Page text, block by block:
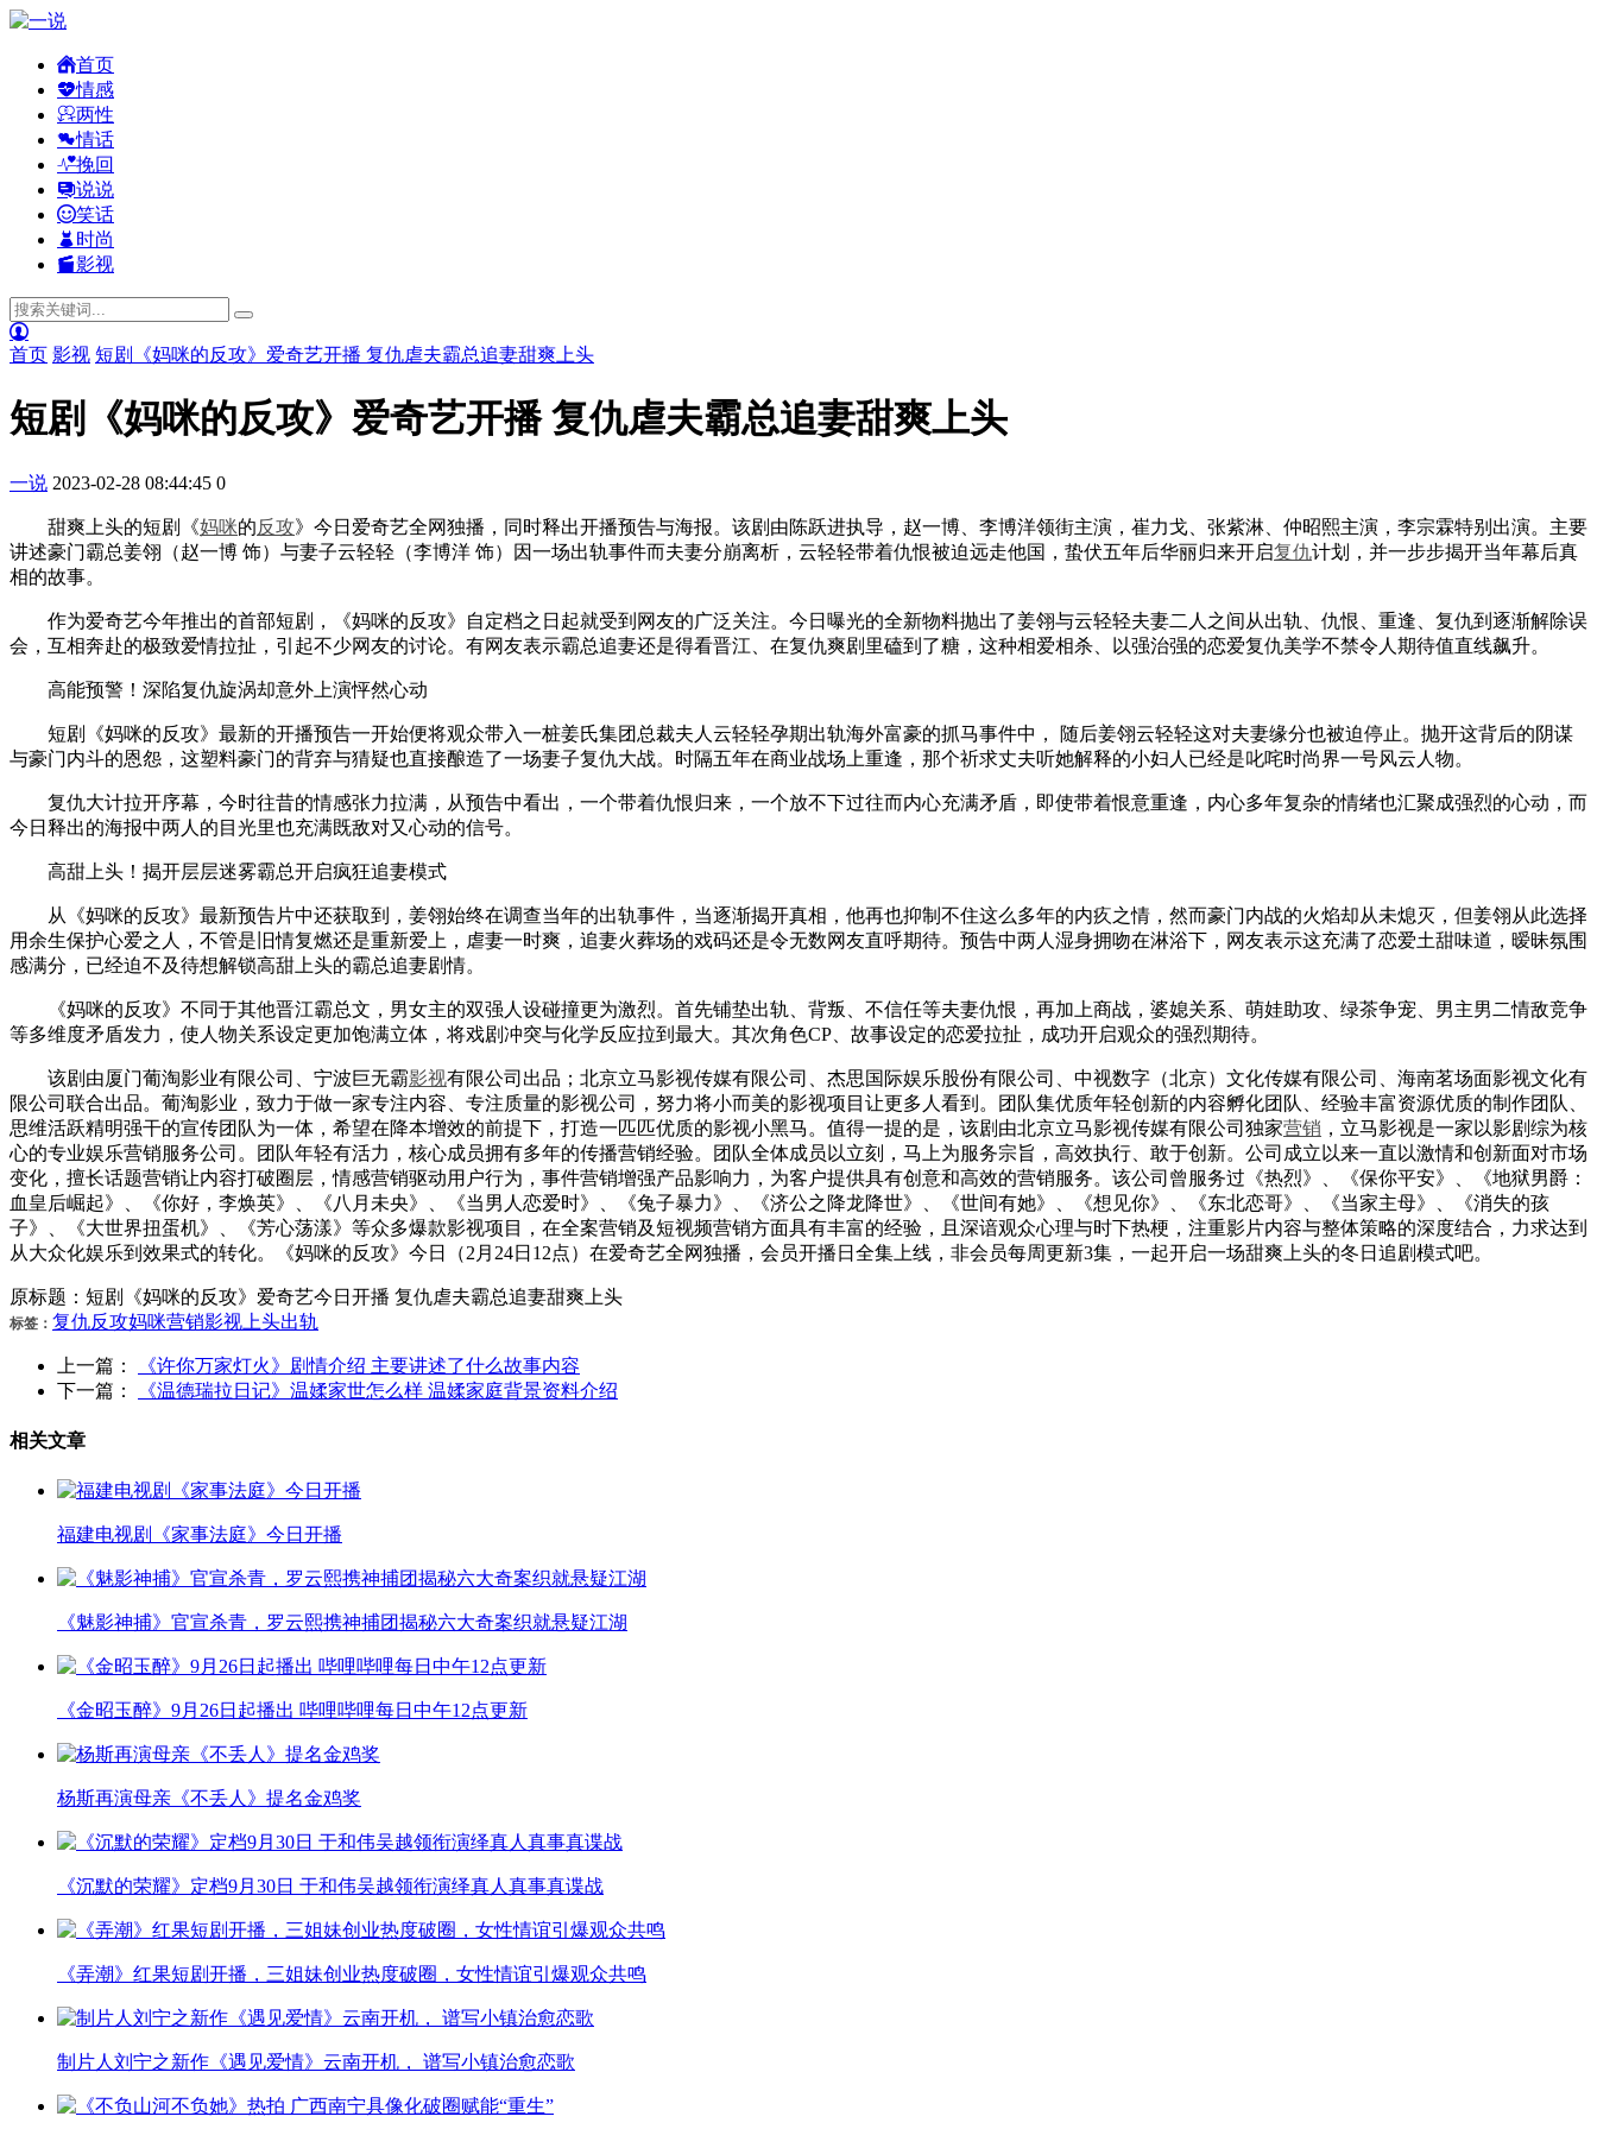
首页
情感
两性
情话
挽回
说说
笑话
时尚
影视
首页 影视 短剧《妈咪的反攻》爱奇艺开播 复仇虐夫霸总追妻甜爽上头
短剧《妈咪的反攻》爱奇艺开播 复仇虐夫霸总追妻甜爽上头
一说 2023-02-28 08:44:45 0
甜爽上头的短剧《妈咪的反攻》今日爱奇艺全网独播，同时释出开播预告与海报。该剧由陈跃进执导，赵一博、李博洋领街主演，崔力戈、张紫淋、仲昭熙主演，李宗霖特别出演。主要
讲述豪门霸总姜翎（赵一博 饰）与妻子云轻轻（李博洋 饰）因一场出轨事件而夫妻分崩离析，云轻轻带着仇恨被迫远走他国，蛰伏五年后华丽归来开启复仇计划，并一步步揭开当年幕后真
相的故事。
作为爱奇艺今年推出的首部短剧，《妈咪的反攻》自定档之日起就受到网友的广泛关注。今日曝光的全新物料抛出了姜翎与云轻轻夫妻二人之间从出轨、仇恨、重逢、复仇到逐渐解除误
会，互相奔赴的极致爱情拉扯，引起不少网友的讨论。有网友表示霸总追妻还是得看晋江、在复仇爽剧里磕到了糖，这种相爱相杀、以强治强的恋爱复仇美学不禁令人期待值直线飙升。
高能预警！深陷复仇旋涡却意外上演怦然心动
短剧《妈咪的反攻》最新的开播预告一开始便将观众带入一桩姜氏集团总裁夫人云轻轻孕期出轨海外富豪的抓马事件中， 随后姜翎云轻轻这对夫妻缘分也被迫停止。抛开这背后的阴谋
与豪门内斗的恩怨，这塑料豪门的背弃与猜疑也直接酿造了一场妻子复仇大战。时隔五年在商业战场上重逢，那个祈求丈夫听她解释的小妇人已经是叱咤时尚界一号风云人物。
复仇大计拉开序幕，今时往昔的情感张力拉满，从预告中看出，一个带着仇恨归来，一个放不下过往而内心充满矛盾，即使带着恨意重逢，内心多年复杂的情绪也汇聚成强烈的心动，而
今日释出的海报中两人的目光里也充满既敌对又心动的信号。
高甜上头！揭开层层迷雾霸总开启疯狂追妻模式
从《妈咪的反攻》最新预告片中还获取到，姜翎始终在调查当年的出轨事件，当逐渐揭开真相，他再也抑制不住这么多年的内疚之情，然而豪门内战的火焰却从未熄灭，但姜翎从此选择
用余生保护心爱之人，不管是旧情复燃还是重新爱上，虐妻一时爽，追妻火葬场的戏码还是令无数网友直呼期待。预告中两人湿身拥吻在淋浴下，网友表示这充满了恋爱土甜味道，暧昧氛围
感满分，已经迫不及待想解锁高甜上头的霸总追妻剧情。
《妈咪的反攻》不同于其他晋江霸总文，男女主的双强人设碰撞更为激烈。首先铺垫出轨、背叛、不信任等夫妻仇恨，再加上商战，婆媳关系、萌娃助攻、绿茶争宠、男主男二情敌竞争
等多维度矛盾发力，使人物关系设定更加饱满立体，将戏剧冲突与化学反应拉到最大。其次角色CP、故事设定的恋爱拉扯，成功开启观众的强烈期待。
该剧由厦门葡淘影业有限公司、宁波巨无霸影视有限公司出品；北京立马影视传媒有限公司、杰思国际娱乐股份有限公司、中视数字（北京）文化传媒有限公司、海南茗场面影视文化有
限公司联合出品。葡淘影业，致力于做一家专注内容、专注质量的影视公司，努力将小而美的影视项目让更多人看到。团队集优质年轻创新的内容孵化团队、经验丰富资源优质的制作团队、
思维活跃精明强干的宣传团队为一体，希望在降本增效的前提下，打造一匹匹优质的影视小黑马。值得一提的是，该剧由北京立马影视传媒有限公司独家营销 ，立马影视是一家以影剧综为核
心的专业娱乐营销服务公司。团队年轻有活力，核心成员拥有多年的传播营销经验。团队全体成员以立刻，马上为服务宗旨，高效执行、敢于创新。公司成立以来一直以激情和创新面对市场
变化，擅长话题营销让内容打破圈层，情感营销驱动用户行为，事件营销增强产品影响力，为客户提供具有创意和高效的营销服务。该公司曾服务过《热烈》、《保你平安》、《地狱男爵：
血皇后崛起》、《你好，李焕英》、《八月未央》、《当男人恋爱时》、《兔子暴力》、《济公之降龙降世》、《世间有她》、《想见你》、《东北恋哥》、《当家主母》、《消失的孩
子》、《大世界扭蛋机》、《芳心荡漾》等众多爆款影视项目，在全案营销及短视频营销方面具有丰富的经验，且深谙观众心理与时下热梗，注重影片内容与整体策略的深度结合，力求达到
从大众化娱乐到效果式的转化。《妈咪的反攻》今日（2月24日12点）在爱奇艺全网独播，会员开播日全集上线，非会员每周更新3集，一起开启一场甜爽上头的冬日追剧模式吧。
原标题：短剧《妈咪的反攻》爱奇艺今日开播 复仇虐夫霸总追妻甜爽上头
标签： 复仇反攻妈咪营销影视 上头出轨
上一篇：
《许你万家灯火》剧情介绍 主要讲述了什么故事内容
下一篇：
《温德瑞拉日记》温媃家世怎么样 温媃家庭背景资料介绍
相关文章
福建电视剧《家事法庭》今日开播
《魅影神捕》官宣杀青，罗云熙携神捕团揭秘六大奇案织就悬疑江湖
《金昭玉醉》9月26日起播出 哔哩哔哩每日中午12点更新
杨斯再演母亲《不丢人》提名金鸡奖
《沉默的荣耀》定档9月30日 于和伟吴越领衔演绎真人真事真谍战
《弄潮》红果短剧开播，三姐妹创业热度破圈，女性情谊引爆观众共鸣
制片人刘宁之新作《遇见爱情》云南开机， 谱写小镇治愈恋歌